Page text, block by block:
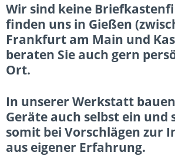
Wir sind keine
finden uns in Gießen
Frankfurt am Main und
beraten Sie auch gern
Ort.
In unserer Werkstatt
Geräte auch selbst ein und
somit bei Vorschlägen zur
aus eigener Erfahrung.